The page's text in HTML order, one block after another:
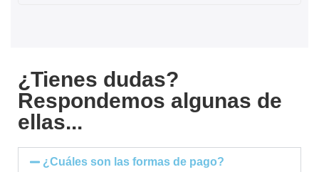
¿Tienes dudas?
Respondemos algunas de
ellas...
¿Cuáles son las formas de pago?